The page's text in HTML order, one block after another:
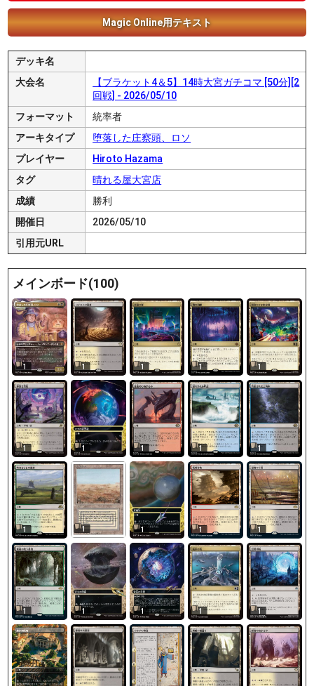
Magic Online用テキスト
デッキ名
大会名
【ブラケット4＆5】14時大宮ガチコマ [50分][2
回戦] - 2026/05/10
フォーマット
統率者
アーキタイプ
堕落した庄察頭、ロソ
プレイヤー
Hiroto Hazama
タグ
晴れる屋大宮店
成績
勝利
開催日
2026/05/10
引用元URL
メインボード(100)
1 1 1 1 1
1 1 1 1 1
1 1 1 1 1
1 1 1 1 1